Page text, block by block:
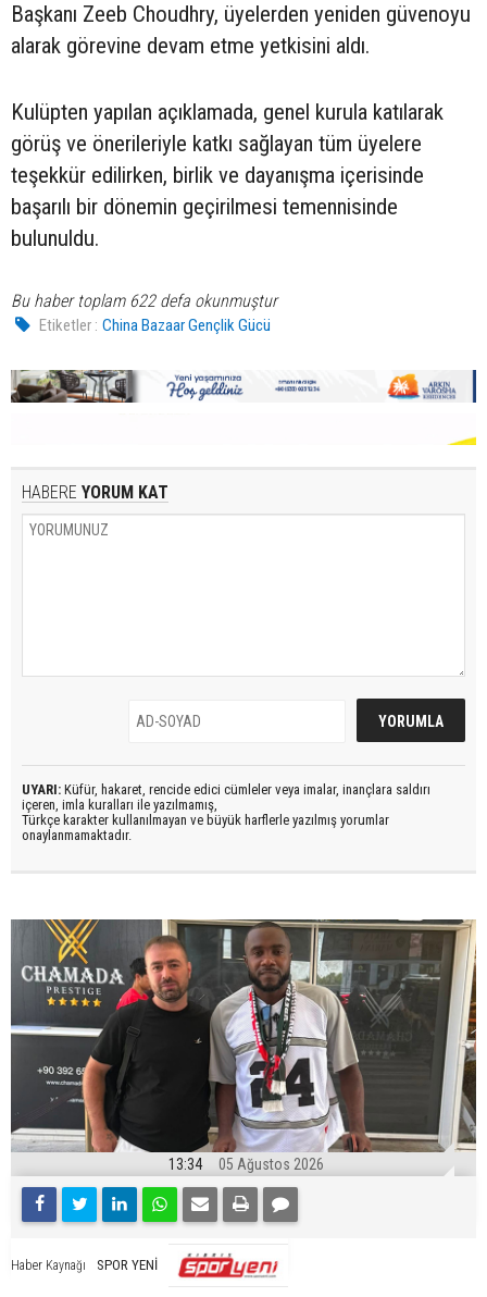
Başkanı Zeeb Choudhry, üyelerden yeniden güvenoyu
alarak görevine devam etme yetkisini aldı.
Kulüpten yapılan açıklamada, genel kurula katılarak
görüş ve önerileriyle katkı sağlayan tüm üyelere
teşekkür edilirken, birlik ve dayanışma içerisinde
başarılı bir dönemin geçirilmesi temennisinde
bulunuldu.
Bu haber toplam 622 defa okunmuştur
Etiketler : China Bazaar Gençlik Gücü
HABERE YORUM KAT
UYARI: Küfür, hakaret, rencide edici cümleler veya imalar, inançlara saldırı
içeren, imla kuralları ile yazılmamış,
Türkçe karakter kullanılmayan ve büyük harflerle yazılmış yorumlar
onaylanmamaktadır.
13:34 05 Ağustos 2026
Haber Kaynağı SPOR YENİ